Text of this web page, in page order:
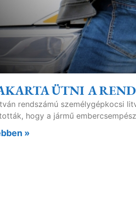
ÜTNI A
rendszámú személygépkocsi
hogy a jármű
»